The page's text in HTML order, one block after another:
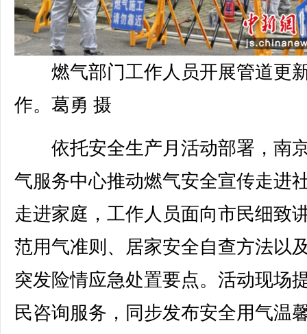
燃气部门工作人员开展管道更
作。葛勇 摄
依托安全生产月活动部署，南
气服务中心推动燃气安全宣传走进
走进家庭，工作人员面向市民细致
范用气准则、居家安全自查方法以
突发险情应急处置要点。活动现场
民咨询服务，同步发布安全用气温